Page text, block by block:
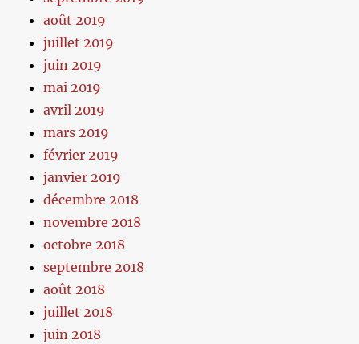
août 2019
juillet 2019
juin 2019
mai 2019
avril 2019
mars 2019
février 2019
janvier 2019
décembre 2018
novembre 2018
octobre 2018
septembre 2018
août 2018
juillet 2018
juin 2018